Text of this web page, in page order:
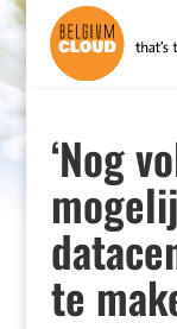
‘Nog
te